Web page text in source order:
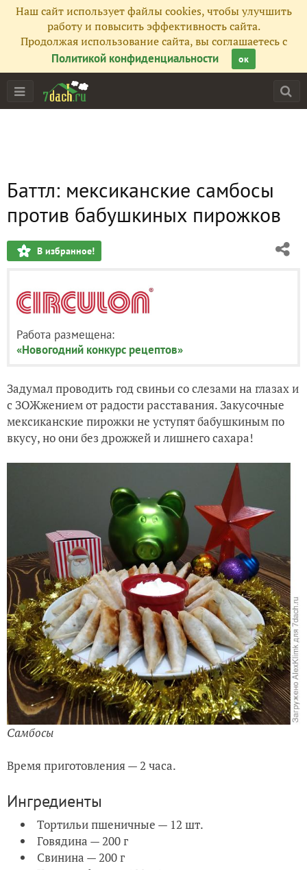
Наш сайт использует файлы cookies, чтобы улучшить
работу и повысить эффективность сайта.
Продолжая использование сайта, вы соглашаетесь с
Политикой конфиденциальности
ок
Баттл: мексиканские самбосы
против бабушкиных пирожков
В избранное!
Работа размещена:
«Новогодний конкурс рецептов»
Задумал проводить год свиньи со слезами на глазах и
с ЗОЖжением от радости расставания. Закусочные
мексиканские пирожки не уступят бабушкиным по
вкусу, но они без дрожжей и лишнего сахара!
Самбосы
Время приготовления — 2 часа.
Ингредиенты
Тортильи пшеничные — 12 шт.
Говядина — 200 г
Свинина — 200 г